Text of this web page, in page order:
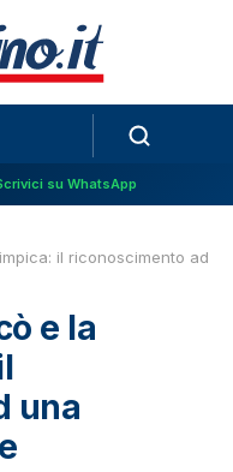
su WhatsApp
il riconoscimento ad
e la
una